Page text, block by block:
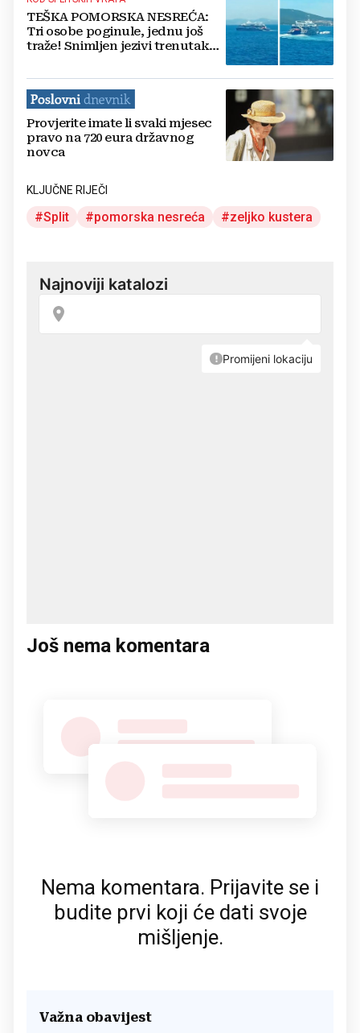
TEŠKA POMORSKA NESREĆA:
Tri osobe poginule, jednu još
traže! Snimljen jezivi trenutak
katamaran
Provjerite imate li svaki mjesec
pravo na 720 eura državnog
novca
KLJUČNE RIJEČI
Split pomorska nesreća zeljko kustera
Još nema komentara
Nema komentara. Prijavite se i
budite prvi koji će dati svoje
mišljenje.
Važna obavijest